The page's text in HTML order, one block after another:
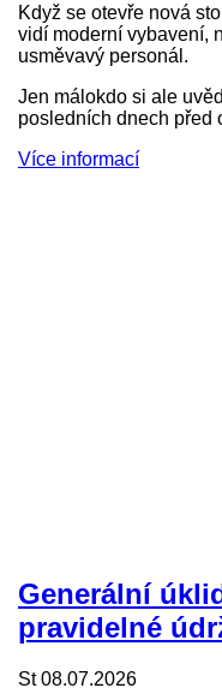
Když se otevře nová
vidí moderní vybavení,
usměvavý personál.
Jen málokdo si ale
posledních dnech před
Více informací
Generální
pravidelné
St 08.07.2026